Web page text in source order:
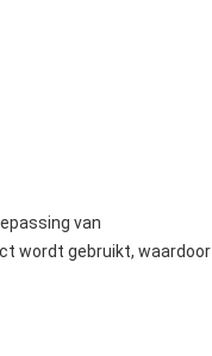
van
wordt gebruikt, waardoor